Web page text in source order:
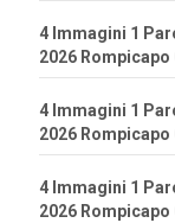
4 Immagini 1
2026
4 Immagini 1
2026
4 Immagini 1
2026